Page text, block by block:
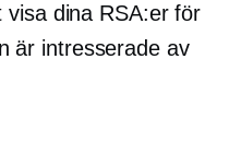
dina RSA:er för
är intresserade av